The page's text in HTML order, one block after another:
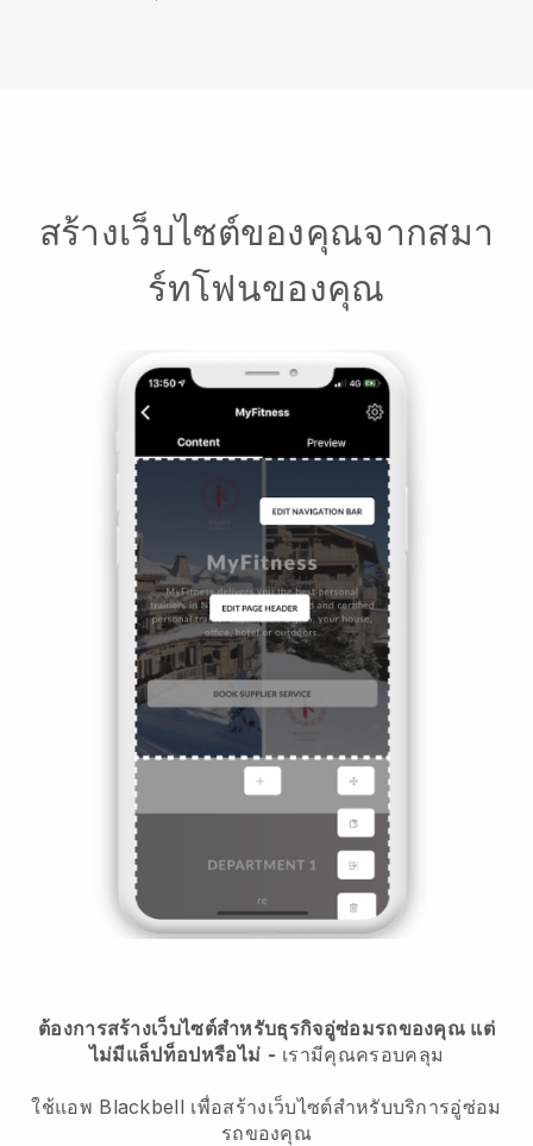
สร้างเว็บไซต์ของคุณจากสมา
ร์ทโฟนของคุณ
ต้องการสร้างเว็บไซต์สำหรับธุรกิจอู่ซ่อมรถของคุณ แต่
ไม่มีแล็ปท็อปหรือไม่ - เรามีคุณครอบคลุม
ใช้แอพ Blackbell เพื่อสร้างเว็บไซต์สำหรับบริการอู่ซ่อม
รถของคุณ